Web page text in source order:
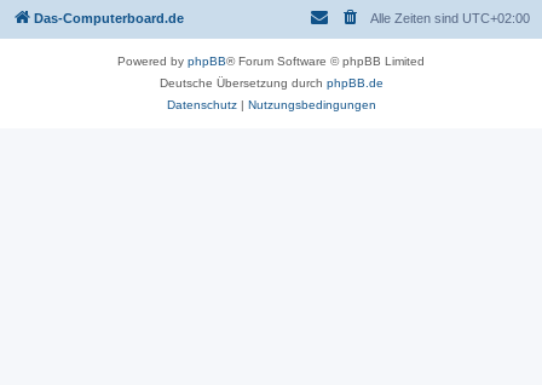
Das-Computerboard.de Alle Zeiten sind UTC+02:00
Powered by phpBB® Forum Software © phpBB Limited
Deutsche Übersetzung durch phpBB.de
Datenschutz| Nutzungsbedingungen